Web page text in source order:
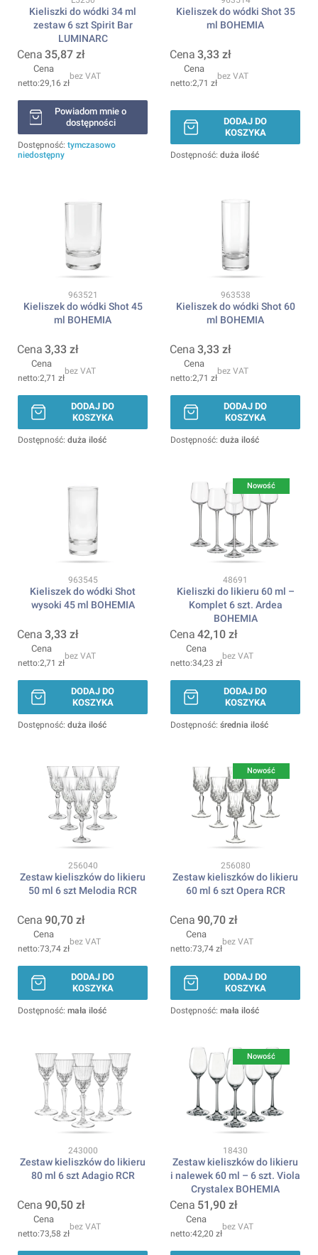
Kieliszki do wódki 34 ml
zestaw 6 szt Spirit Bar
LUMINARC
Cena 35,87 zł
Cena
29,16 zł
bez VAT
Powiadom mnie o
dostępności
Dostępność: tymczasowo
niedostępny
Kieliszek do wódki Shot 35
ml BOHEMIA
Cena 3,33 zł
Cena
2,71 zł
bez VAT
DODAJ DO
KOSZYKA
Dostępność: duża ilość
Kod produktu
963521
Kieliszek do wódki Shot 45
ml BOHEMIA
Cena 3,33 zł
Cena
2,71 zł
bez VAT
DODAJ DO
KOSZYKA
Dostępność: duża ilość
Kod produktu
963538
Kieliszek do wódki Shot 60
ml BOHEMIA
Cena 3,33 zł
Cena
2,71 zł
bez VAT
DODAJ DO
KOSZYKA
Dostępność: duża ilość
Kod produktu
963545
Kieliszek do wódki Shot
wysoki 45 ml BOHEMIA
Cena 3,33 zł
Cena
2,71 zł
bez VAT
DODAJ DO
KOSZYKA
Dostępność: duża ilość
Nowość
Kod produktu
48691
Kieliszki do likieru 60 ml –
Komplet 6 szt. Ardea
BOHEMIA
Cena 42,10 zł
Cena
34,23 zł
bez VAT
DODAJ DO
KOSZYKA
Dostępność: średnia ilość
Kod produktu
256040
Zestaw kieliszków do likieru
50 ml 6 szt Melodia RCR
Cena 90,70 zł
Cena
73,74 zł
bez VAT
DODAJ DO
KOSZYKA
Dostępność: mała ilość
Nowość
Kod produktu
256080
Zestaw kieliszków do likieru
60 ml 6 szt Opera RCR
Cena 90,70 zł
Cena
73,74 zł
bez VAT
DODAJ DO
KOSZYKA
Dostępność: mała ilość
Kod produktu
243000
Zestaw kieliszków do likieru
80 ml 6 szt Adagio RCR
Cena 90,50 zł
Cena
73,58 zł
bez VAT
Nowość
Kod produktu
18430
Zestaw kieliszków do likieru
i nalewek 60 ml – 6 szt. Viola
Crystalex BOHEMIA
Cena 51,90 zł
Cena
42,20 zł
bez VAT